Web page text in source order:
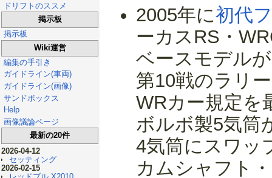
ドリフトのススメ
掲示板
掲示板
Wiki運営
編集の手引き
ガイドライン(車両)
ガイドライン(画像)
サンドボックス
Help
画像議論ページ
最新の20件
2026-04-12
セッティング
2026-02-15
2005年に初代
ーカスRS・
ベースモデル
第10戦のラリ
WRカー規定を
ボルボ製5気筒
4気筒にスワッ
カムシャフト